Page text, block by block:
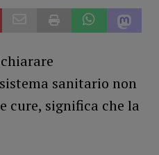
sanitario non
cure, significa che la